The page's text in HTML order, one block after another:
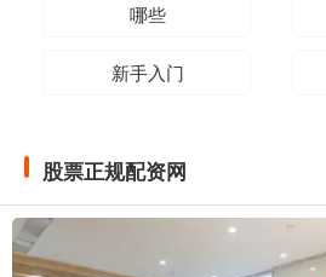
哪些
新手入门
股票正规配资网